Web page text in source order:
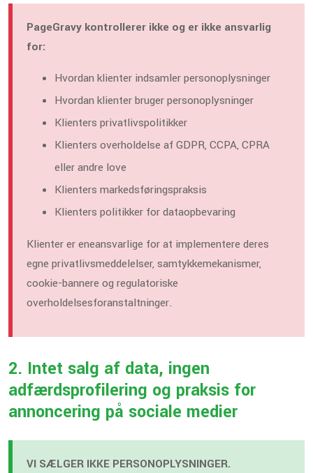
PageGravy kontrollerer ikke og er ikke ansvarlig
for:
Hvordan klienter indsamler personoplysninger
Hvordan klienter bruger personoplysninger
Klienters privatlivspolitikker
Klienters overholdelse af GDPR, CCPA, CPRA
eller andre love
Klienters markedsføringspraksis
Klienters politikker for dataopbevaring
Klienter er eneansvarlige for at implementere deres
egne privatlivsmeddelelser, samtykkemekanismer,
cookie-bannere og regulatoriske
overholdelsesforanstaltninger.
2. Intet salg af data, ingen
adfærdsprofilering og praksis for
annoncering på sociale medier
VI SÆLGER IKKE PERSONOPLYSNINGER.